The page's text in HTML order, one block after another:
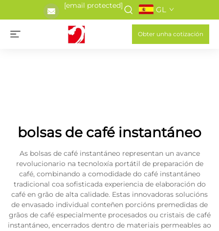
[email protected] GL
Obter unha cotización
bolsas de café instantáneo
As bolsas de café instantáneo representan un avance
revolucionario na tecnoloxía portátil de preparación de
café, combinando a comodidade do café instantáneo
tradicional coa sofisticada experiencia de elaboración do
café en grão de alta calidade. Estas innovadoras solucións
de envasado individual conteñen porcións premedidas de
grãos de café especialmente procesados ou cristais de café
instantáneo, encerrados dentro de materiais permeables ao